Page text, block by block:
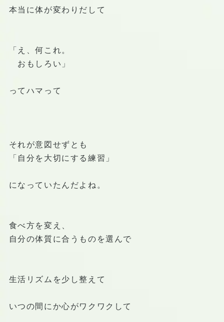
本当に体が変わりだして
「え、何これ。
おもしろい」
ってハマって
それが意図せずとも
「自分を大切にする練習」
になっていたんだよね。
食べ方を変え、
自分の体質に合うものを選んで
生活リズムを少し整えて
いつの間にか心がワクワクして